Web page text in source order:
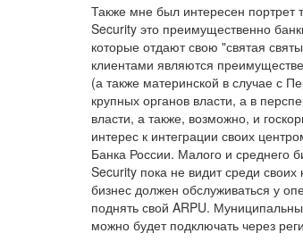
Также мне был интересен портрет
Security это преимущественно
которые отдают свою "святая
клиентами являются
(а также материнской в случае с
крупных органов власти, а в
власти, а также, возможно, и
интерес к интеграции своих
Банка России. Малого и среднего
Security пока не видит среди
бизнес должен обслуживаться у
поднять свой ARPU.
можно будет подключать через